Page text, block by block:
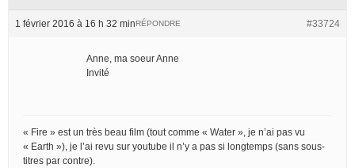
1 février 2016 à 16 h 32 min #33724
RÉPONDRE
Anne, ma soeur Anne
Invité
« Fire » est un très beau film (tout comme « Water », je n’ai pas vu
« Earth »), je l’ai revu sur youtube il n’y a pas si longtemps (sans sous-
titres par contre).